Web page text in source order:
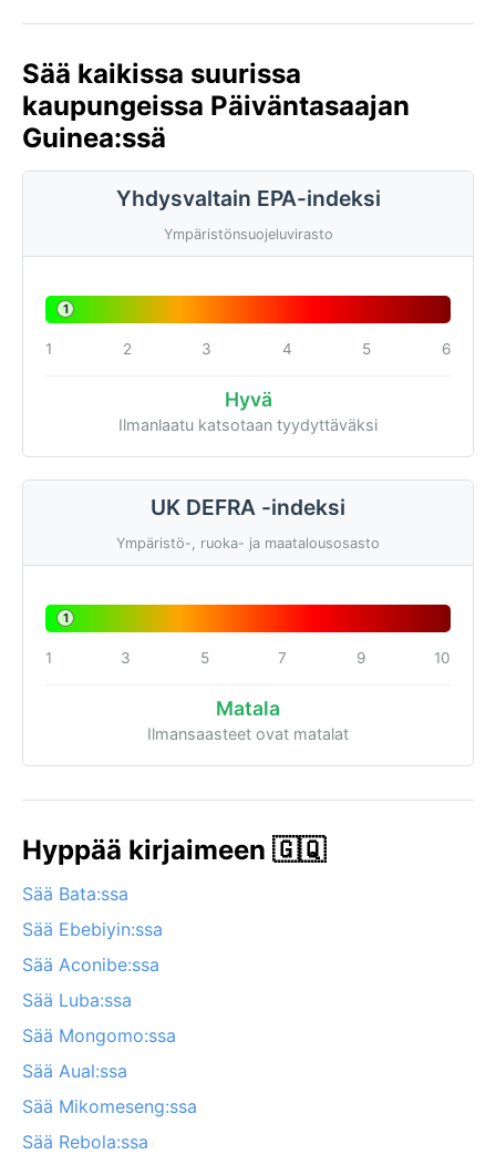
Sää kaikissa suurissa
kaupungeissa Päiväntasaajan
Guinea:ssä
Yhdysvaltain EPA-indeksi
Ympäristönsuojeluvirasto
1
1 2 3 4 5 6
Hyvä
Ilmanlaatu katsotaan tyydyttäväksi
UK DEFRA -indeksi
Ympäristö-, ruoka- ja maatalousosasto
1
1 3 5 7 9 10
Matala
Ilmansaasteet ovat matalat
Hyppää kirjaimeen 🇬🇶
Sää Bata:ssa
Sää Ebebiyin:ssa
Sää Aconibe:ssa
Sää Luba:ssa
Sää Mongomo:ssa
Sää Aual:ssa
Sää Mikomeseng:ssa
Sää Rebola:ssa